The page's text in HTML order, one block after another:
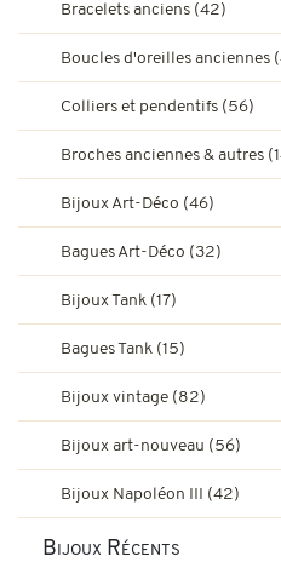
Broches anciennes & autres
Bijoux Art-Déco
Bagues Art-Déco
Bijoux Tank
Bagues Tank
Bijoux vintage
Bijoux Napoléon III
Bracelets anciens (42)
Boucles d'oreilles anciennes
Colliers et pendentifs (56)
Broches anciennes & autres
Bijoux Art-Déco (46)
Bagues Art-Déco (32)
Bijoux Tank (17)
Bagues Tank (15)
Bijoux vintage (82)
Bijoux art-nouveau (56)
Bijoux Napoléon III (42)
Bijoux Récents